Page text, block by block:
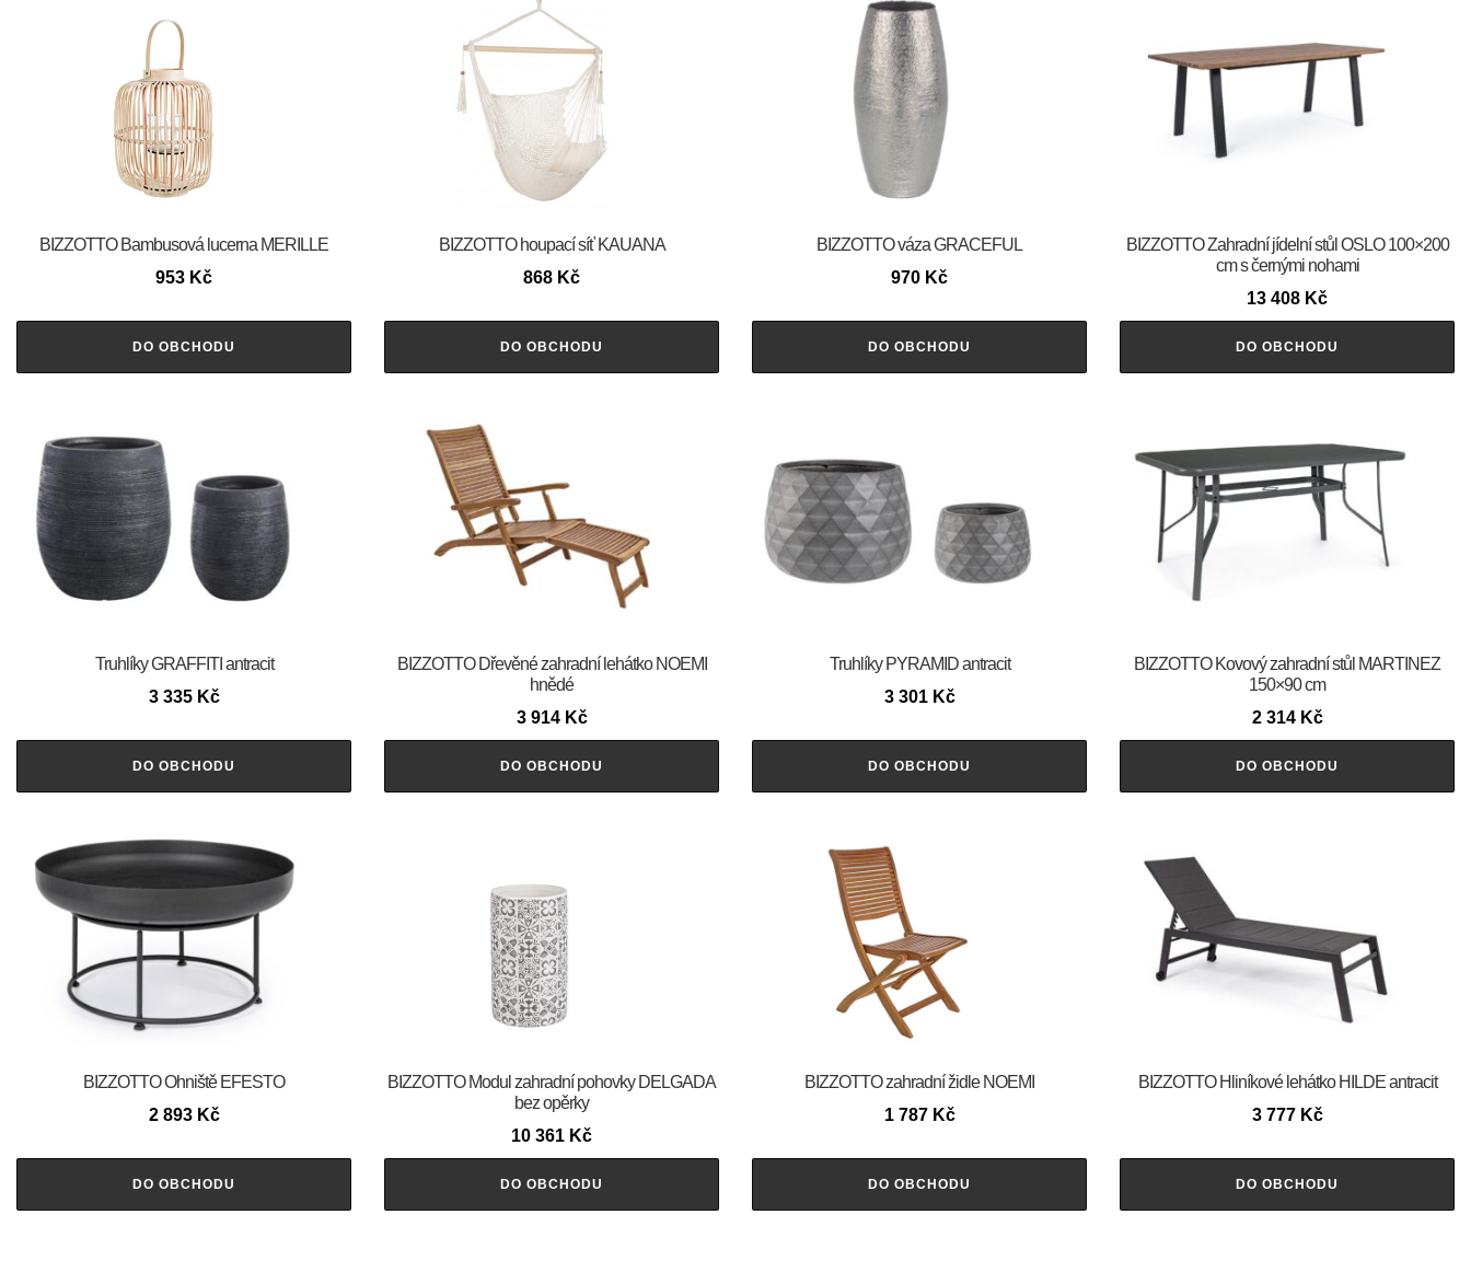
BIZZOTTO Bambusová lucerna MERILLE
953 Kč
DO OBCHODU
BIZZOTTO houpací síť KAUANA
868 Kč
DO OBCHODU
BIZZOTTO váza GRACEFUL
970 Kč
DO OBCHODU
BIZZOTTO Zahradní jídelní stůl OSLO 100×200
cm s černými nohami
13 408 Kč
DO OBCHODU
Truhlíky GRAFFITI antracit
3 335 Kč
DO OBCHODU
BIZZOTTO Dřevěné zahradní lehátko NOEMI
hnědé
3 914 Kč
DO OBCHODU
Truhlíky PYRAMID antracit
3 301 Kč
DO OBCHODU
BIZZOTTO Kovový zahradní stůl MARTINEZ
150×90 cm
2 314 Kč
DO OBCHODU
BIZZOTTO Ohniště EFESTO
2 893 Kč
DO OBCHODU
BIZZOTTO Modul zahradní pohovky DELGADA
bez opěrky
10 361 Kč
DO OBCHODU
BIZZOTTO zahradní židle NOEMI
1 787 Kč
DO OBCHODU
BIZZOTTO Hliníkové lehátko HILDE antracit
3 777 Kč
DO OBCHODU